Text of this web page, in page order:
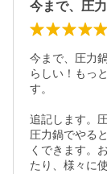
今まで、圧力
らしい！もっ
す。
追記します。
圧力鍋でやる
くできます。
たり、様々に